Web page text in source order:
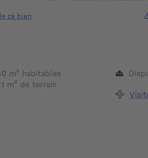
ce bien
m² mètres carrés
habitables
m² mètres carrés
de terrain